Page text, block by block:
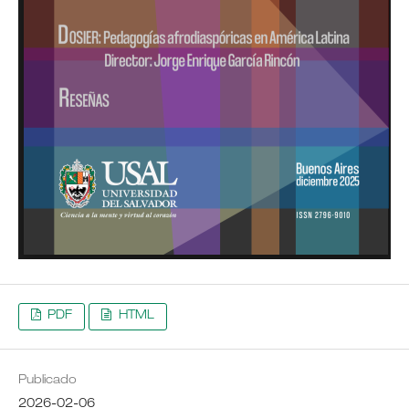
PDF HTML
Publicado
2026-02-06